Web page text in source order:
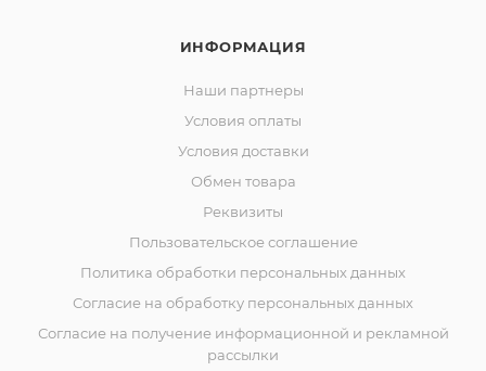
ИНФОРМАЦИЯ
Наши партнеры
Условия оплаты
Условия доставки
Обмен товара
Реквизиты
Пользовательское соглашение
Политика обработки персональных данных
Согласие на обработку персональных данных
Согласие на получение информационной и рекламной
рассылки